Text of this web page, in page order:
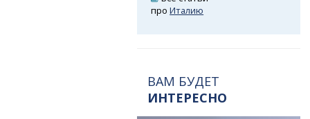
проИталию
ВАМ БУДЕТ
ИНТЕРЕСНО